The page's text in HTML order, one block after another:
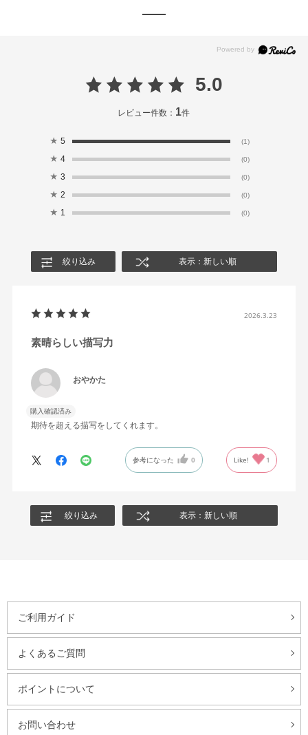
5.0
レビュー件数： 1件
★ 5 (1)
★ 4 (0)
★ 3 (0)
★ 2 (0)
★ 1 (0)
絞り込み 表示：新しい順
2026.3.23
素晴らしい描写力
おやかた
購入確認済み
期待を超える描写をしてくれます。
参考になった 0 Like! 1
絞り込み 表示：新しい順
ご利用ガイド
よくあるご質問
ポイントについて
お問い合わせ